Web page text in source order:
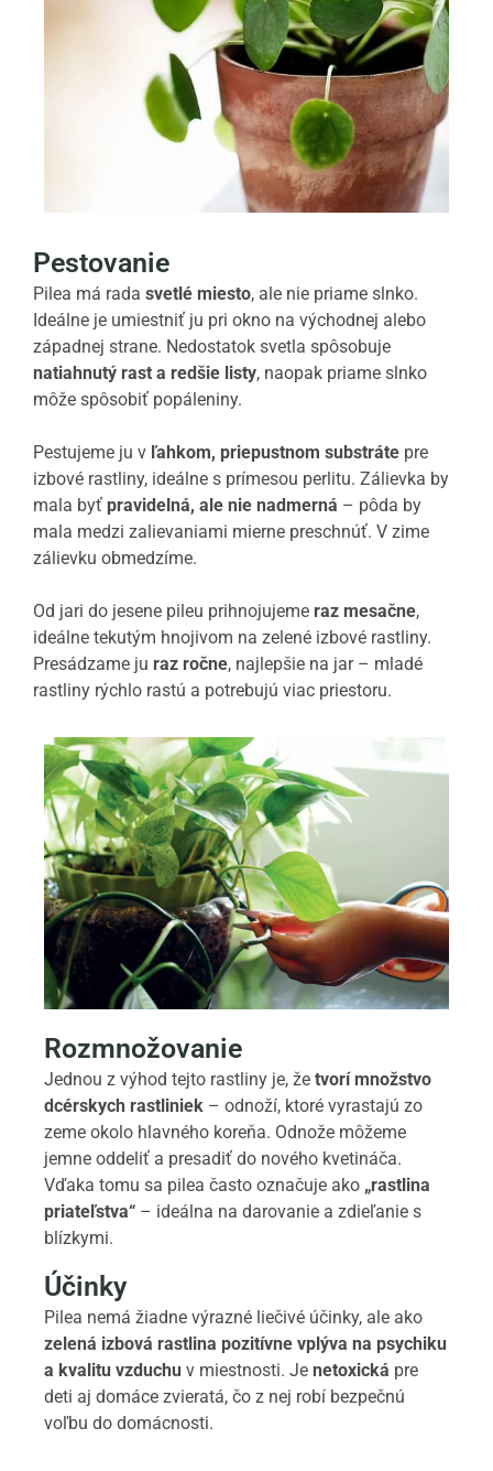
Pestovanie
Pilea má rada svetlé miesto, ale nie priame slnko.
Ideálne je umiestniť ju pri okno na východnej alebo
západnej strane. Nedostatok svetla spôsobuje
natiahnutý rast a redšie listy, naopak priame slnko
môže spôsobiť popáleniny.
Pestujeme ju v ľahkom, priepustnom substráte pre
izbové rastliny, ideálne s prímesou perlitu. Zálievka by
mala byť pravidelná, ale nie nadmerná – pôda by
mala medzi zalievaniami mierne preschnúť. V zime
zálievku obmedzíme.
Od jari do jesene pileu prihnojujeme raz mesačne,
ideálne tekutým hnojivom na zelené izbové rastliny.
Presádzame ju raz ročne, najlepšie na jar – mladé
rastliny rýchlo rastú a potrebujú viac priestoru.
Rozmnožovanie
Jednou z výhod tejto rastliny je, že tvorí množstvo
dcérskych rastliniek – odnoží, ktoré vyrastajú zo
zeme okolo hlavného koreňa. Odnože môžeme
jemne oddeliť a presadiť do nového kvetináča.
Vďaka tomu sa pilea často označuje ako „rastlina
priateľstva“ – ideálna na darovanie a zdieľanie s
blízkymi.
Účinky
Pilea nemá žiadne výrazné liečivé účinky, ale ako
zelená izbová rastlina pozitívne vplýva na psychiku
a kvalitu vzduchu v miestnosti. Je netoxická pre
deti aj domáce zvieratá, čo z nej robí bezpečnú
voľbu do domácnosti.